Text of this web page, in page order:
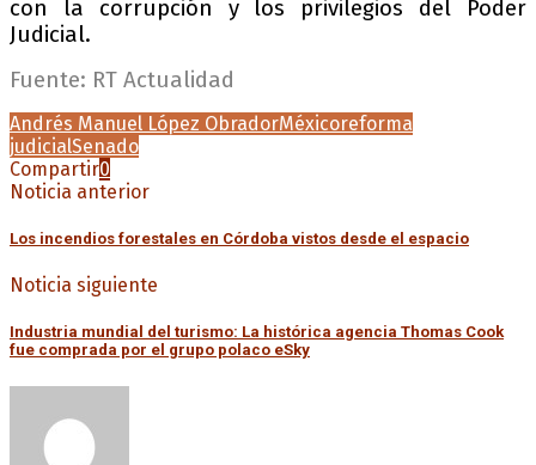
con la corrupción y los privilegios del Poder
Judicial.
Fuente: RT Actualidad
Andrés Manuel López ObradorMéxicoreforma
judicialSenado
Compartir0
Noticia anterior
Los incendios forestales en Córdoba vistos desde el espacio
Noticia siguiente
Industria mundial del turismo: La histórica agencia Thomas Cook
fue comprada por el grupo polaco eSky